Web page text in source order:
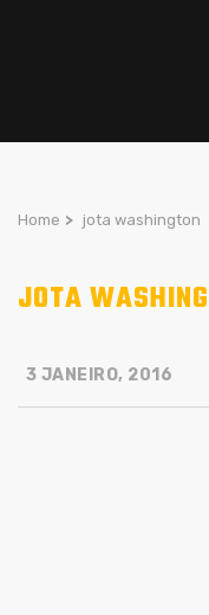
Home > jota washington
JOTA
3 JANEIRO, 2016